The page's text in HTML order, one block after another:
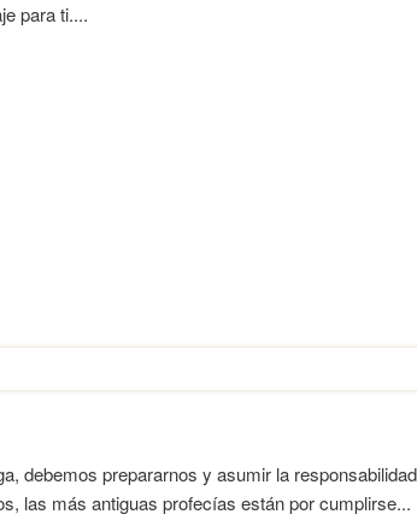
para ti....
debemos prepararnos y asumir la
las más antiguas profecías están por cumplirse...